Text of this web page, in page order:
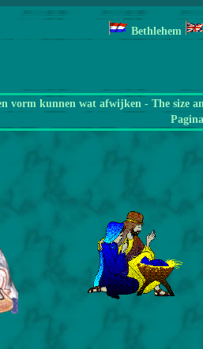
Bethlehem
vorm kunnen wat afwijken - The size